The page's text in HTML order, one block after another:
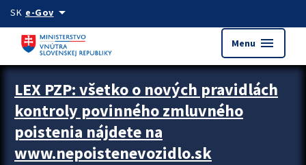
Preskocit na hlavný obsah
SK e-Govarrow_drop_down
Menu menu
Zastavit automatický posun upútavok
LEX PZP: všetko o nových pravidlách
kontroly povinného zmluvného
poistenia nájdete na
www.nepoistenevozidlo.sk